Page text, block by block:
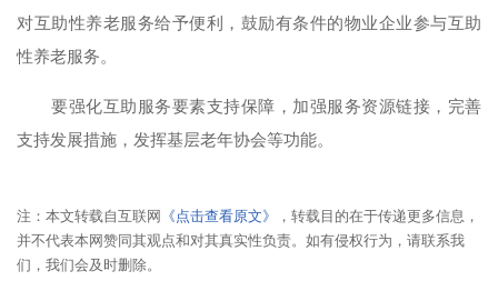
对互助性养老服务给予便利，鼓励有条件的物业企业参与互助
性养老服务。
要强化互助服务要素支持保障，加强服务资源链接，完善
支持发展措施，发挥基层老年协会等功能。
注：本文转载自互联网 《点击查看原文》
，转载目的在于传递更多信息，
并不代表本网赞同其观点和对其真实性负责。如有侵权行为，请联系我
们，我们会及时删除。